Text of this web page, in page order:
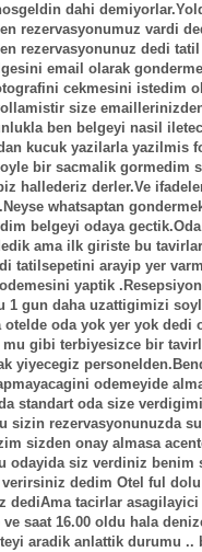
dahi
rezervasyonumuz vardi
rezervasyonunuz dedi
email olarak
cekmesini istedim
size
ben belgeyi nasil
kucuk yazilarla yazilmis
bir sacmalik gormedim
hallederiz derler.Ve
whatsaptan
belgeyi odaya
ama ilk giriste bu
tatilsepetini arayip yer
yaptik
1 gun daha uzattigimizi
oda yok yer yok dedi
gibi terbiyesizce bir
yiyecegiz
odemeyide
standart oda size
sizin rezervasyonunuzda
sizden onay almasa
odayida siz verdiniz benim
dedim Otel ful
dediAma tacirlar asagilayici
saat 16.00 oldu hala
aradik anlattik durumu ..